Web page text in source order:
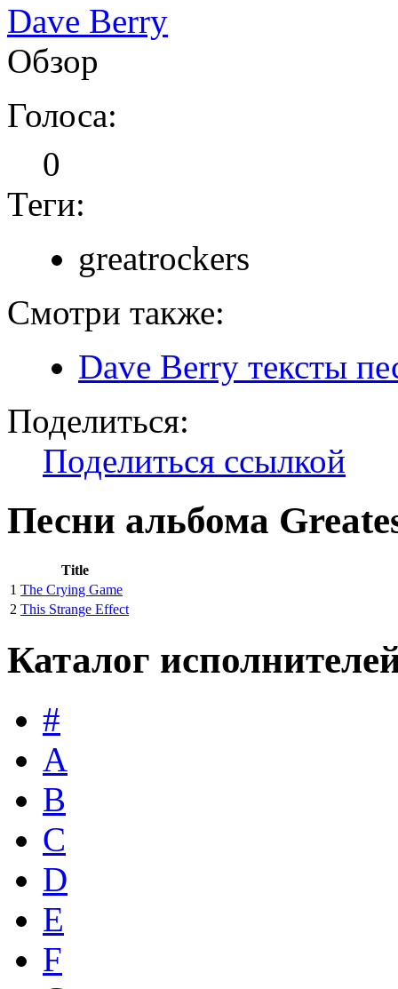
Dave Berry
Обзор
Голоса:
0
Теги:
greatrockers
Смотри также:
Dave Berry тексты
Поделиться:
Поделиться ссылкой
Песни альбома
Title
1 The Crying Game
2 This Strange Effect
Каталог
#
A
B
C
D
E
F